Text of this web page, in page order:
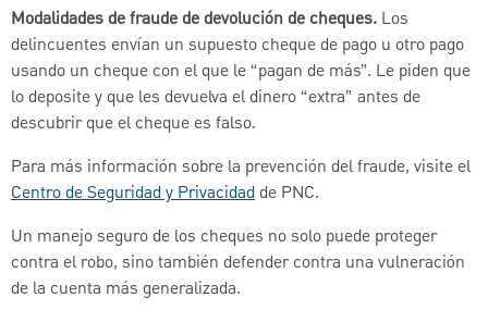
Modalidades de fraude de devolución de cheques. Los
delincuentes envían un supuesto cheque de pago u otro pago
usando un cheque con el que le “pagan de más”. Le piden que
lo deposite y que les devuelva el dinero “extra” antes de
descubrir que el cheque es falso.
Para más información sobre la prevención del fraude, visite el
Centro de Seguridad y Privacidad de PNC.
Un manejo seguro de los cheques no solo puede proteger
contra el robo, sino también defender contra una vulneración
de la cuenta más generalizada.